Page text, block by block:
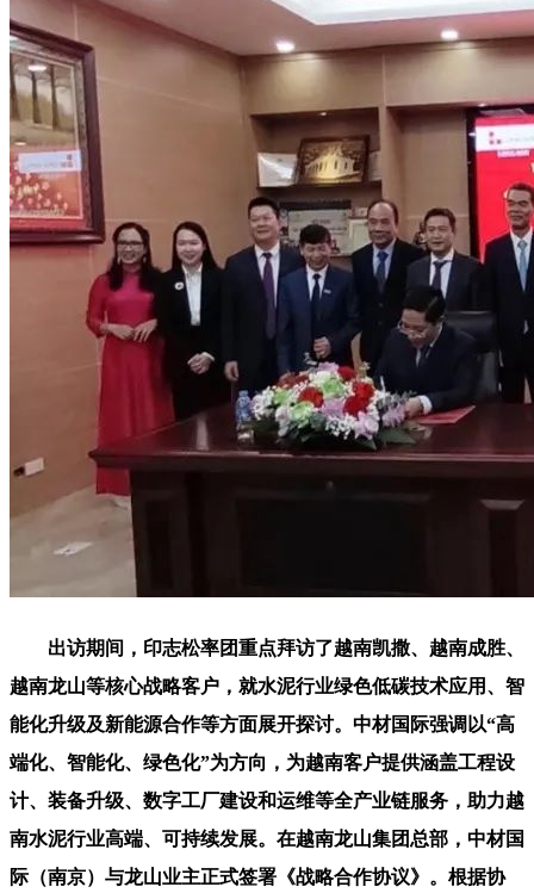
出访期间，印志松率团重点拜访了越南凯撒、越南成胜、
越南龙山等核心战略客户，就水泥行业绿色低碳技术应用、智
能化升级及新能源合作等方面展开探讨。中材国际强调以“高
端化、智能化、绿色化”为方向，为越南客户提供涵盖工程设
计、装备升级、数字工厂建设和运维等全产业链服务，助力越
南水泥行业高端、可持续发展。在越南龙山集团总部，中材国
际（南京）与龙山业主正式签署《战略合作协议》。根据协